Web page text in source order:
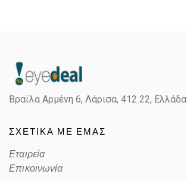
Color
Lens Color GRAY
Color code
Βραϊλα Αρμένη 6, Λάρισα, 412 22, Ελλάδα
ΣΧΕΤΙΚΑ ΜΕ ΕΜΑΣ
Εταιρεία
Επικοινωνία